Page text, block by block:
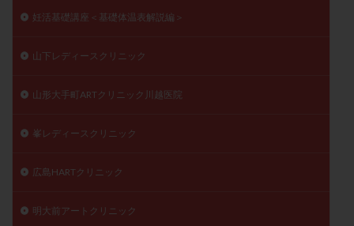
妊活基礎講座＜基礎体温表解説編＞
山下レディースクリニック
山形大手町ARTクリニック川越医院
峯レディースクリニック
広島HARTクリニック
明大前アートクリニック